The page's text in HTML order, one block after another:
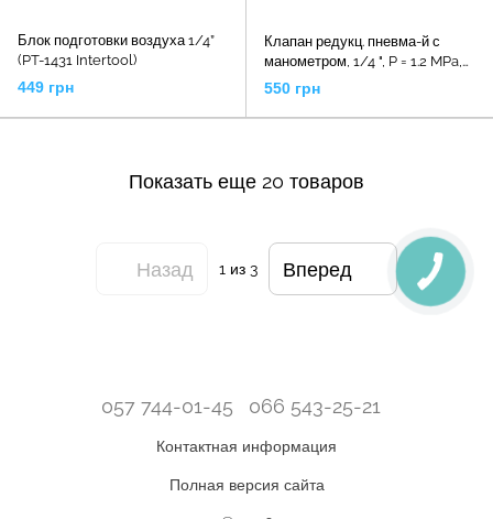
Блок подготовки воздуха 1/4”
(PT-1431 Intertool)
449 грн
Клапан редукц. пневма-й с
манометром, 1/4 ", P = 1.2 MPa,
YT-2381 YATO
550 грн
Показать еще 20 товаров
Назад 1 из 3 Вперед
057 744-01-45 066 543-25-21
Контактная информация
Полная версия сайта